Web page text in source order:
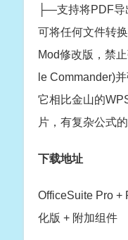
├—支持将PDF导
可将任何文件转
Mod修改版，禁
le Commander)
它相比金山的
片，有复杂公式
下载地址
OfficeSuite Pro +
化版 + 附加组件